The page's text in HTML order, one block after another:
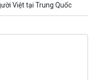
Việt tại Trung Quốc